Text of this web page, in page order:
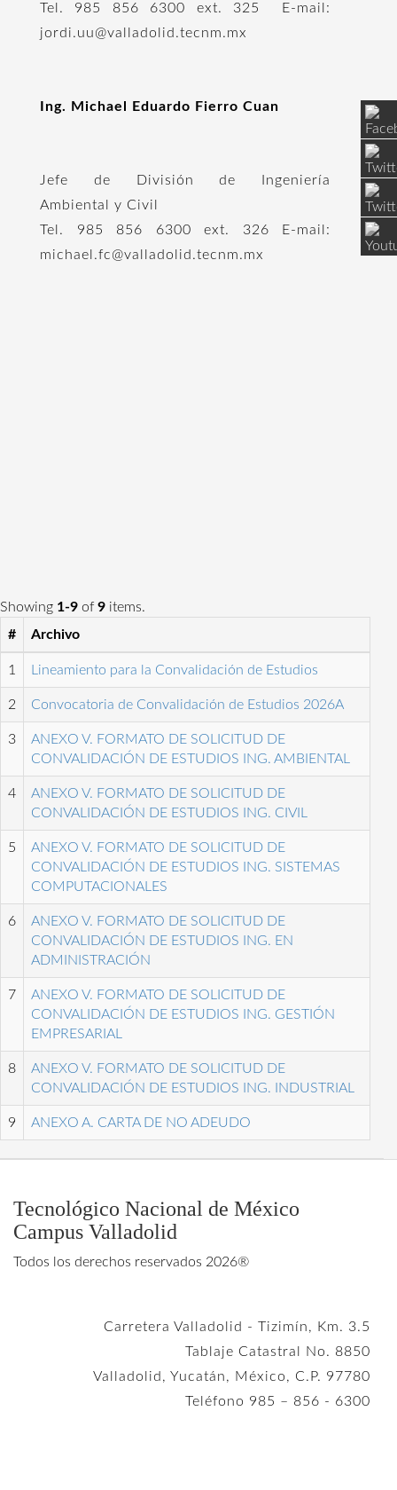
Tel. 985 856 6300 ext. 325 E-mail:
jordi.uu@valladolid.tecnm.mx
Ing. Michael Eduardo Fierro Cuan
Jefe de División de Ingeniería
Ambiental y Civil
Tel. 985 856 6300 ext. 326 E-mail:
michael.fc@valladolid.tecnm.mx
Showing 1-9 of 9 items.
#
Archivo
1 Lineamiento para la Convalidación de Estudios
2 Convocatoria de Convalidación de Estudios 2026A
3
ANEXO V. FORMATO DE SOLICITUD DE
CONVALIDACIÓN DE ESTUDIOS ING. AMBIENTAL
4
ANEXO V. FORMATO DE SOLICITUD DE
CONVALIDACIÓN DE ESTUDIOS ING. CIVIL
5
ANEXO V. FORMATO DE SOLICITUD DE
CONVALIDACIÓN DE ESTUDIOS ING. SISTEMAS
COMPUTACIONALES
6
ANEXO V. FORMATO DE SOLICITUD DE
CONVALIDACIÓN DE ESTUDIOS ING. EN
ADMINISTRACIÓN
7
ANEXO V. FORMATO DE SOLICITUD DE
CONVALIDACIÓN DE ESTUDIOS ING. GESTIÓN
EMPRESARIAL
8
ANEXO V. FORMATO DE SOLICITUD DE
CONVALIDACIÓN DE ESTUDIOS ING. INDUSTRIAL
9 ANEXO A. CARTA DE NO ADEUDO
Tecnológico Nacional de México
Campus Valladolid
Todos los derechos reservados 2026®
Carretera Valladolid - Tizimín, Km. 3.5
Tablaje Catastral No. 8850
Valladolid, Yucatán, México, C.P. 97780
Teléfono 985 – 856 - 6300